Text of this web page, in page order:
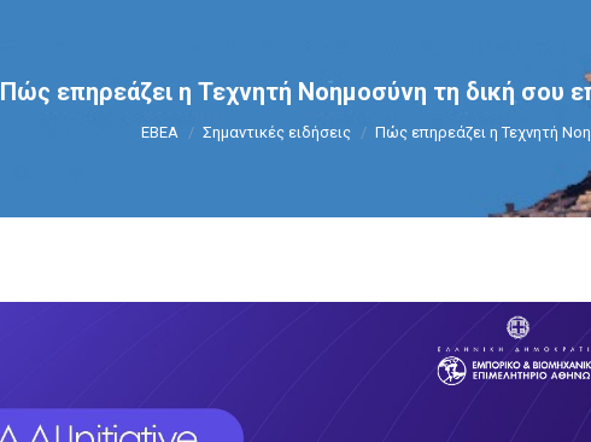
Πώς επηρεάζει η Τεχνητή Νοημοσύνη τη δική σου
You are here:
ΕΒΕΑ Σημαντικές ειδήσεις Πώς επηρεάζει η Τεχνητή